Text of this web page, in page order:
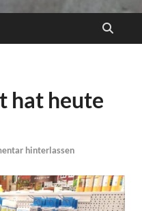
hat heute
hinterlassen